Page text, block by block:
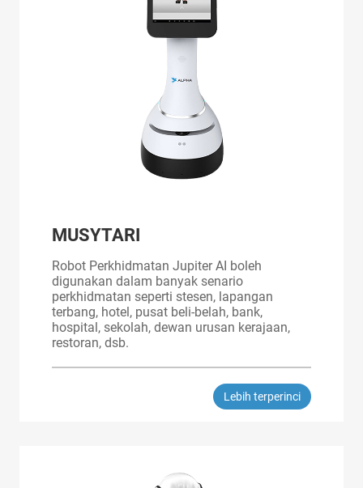
MUSYTARI
Robot Perkhidmatan Jupiter AI boleh
digunakan dalam banyak senario
perkhidmatan seperti stesen, lapangan
terbang, hotel, pusat beli-belah, bank,
hospital, sekolah, dewan urusan kerajaan,
restoran, dsb.
Lebih terperinci